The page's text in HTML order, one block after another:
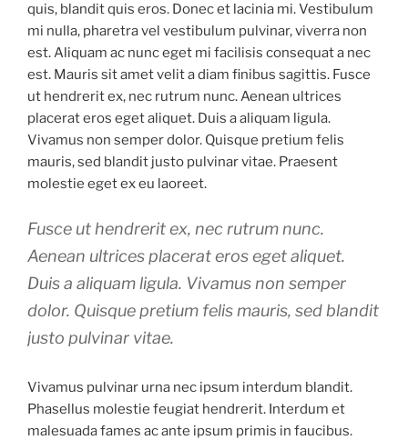
quis, blandit quis eros. Donec et lacinia mi. Vestibulum
mi nulla, pharetra vel vestibulum pulvinar, viverra non
est. Aliquam ac nunc eget mi facilisis consequat a nec
est. Mauris sit amet velit a diam finibus sagittis. Fusce
ut hendrerit ex, nec rutrum nunc. Aenean ultrices
placerat eros eget aliquet. Duis a aliquam ligula.
Vivamus non semper dolor. Quisque pretium felis
mauris, sed blandit justo pulvinar vitae. Praesent
molestie eget ex eu laoreet.
Fusce ut hendrerit ex, nec rutrum nunc.
Aenean ultrices placerat eros eget aliquet.
Duis a aliquam ligula. Vivamus non semper
dolor. Quisque pretium felis mauris, sed blandit
justo pulvinar vitae.
Vivamus pulvinar urna nec ipsum interdum blandit.
Phasellus molestie feugiat hendrerit. Interdum et
malesuada fames ac ante ipsum primis in faucibus.